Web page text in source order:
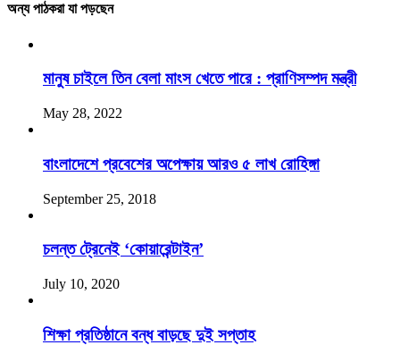
অন্য পাঠকরা যা পড়ছেন
মানুষ চাইলে তিন বেলা মাংস খেতে পারে : প্রাণিসম্পদ মন্ত্রী
May 28, 2022
বাংলাদেশে প্রবেশের অপেক্ষায় আরও ৫ লাখ রোহিঙ্গা
September 25, 2018
চলন্ত ট্রেনেই ‘কোয়ারেন্টাইন’
July 10, 2020
শিক্ষা প্রতিষ্ঠানে বন্ধ বাড়ছে দুই সপ্তাহ